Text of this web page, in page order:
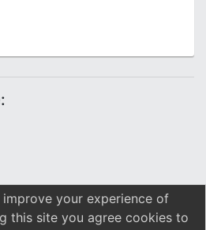
your experience of
this site you agree cookies to